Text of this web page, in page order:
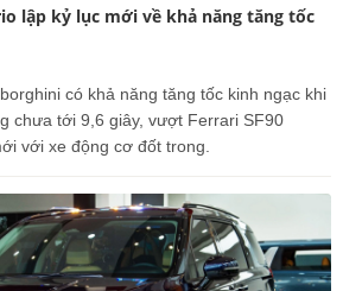
lập kỷ lục mới về khả năng tăng tốc
có khả năng tăng tốc kinh ngạc khi
chưa tới 9,6 giây, vượt Ferrari SF90
với xe động cơ đốt trong.